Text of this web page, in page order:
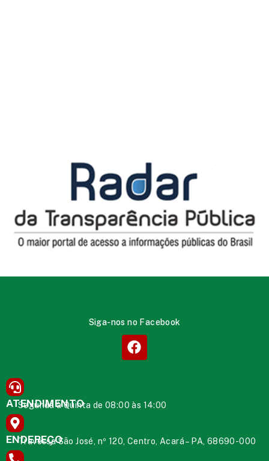
Siga-nos no Facebook
ATENDIMENTO
Segunda à Quinta de 08:00 às 14:00
ENDEREÇO
Travessa São José, nº 120, Centro, Acará – PA, 68690-000